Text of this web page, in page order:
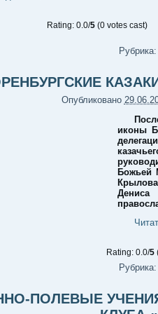
Rating: 0.0/5 (0 votes cast)
Рубрика:
Опубликовано
иконы
Божьей
Rating: 0.0/5
Рубрика:
ПОЛЕВЫЕ